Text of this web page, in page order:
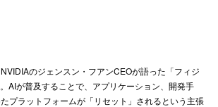
のジェンスン・フアンCEOが語った「フィジ
AIが普及することで、アプリケーション、開発手
プラットフォームが「リセット」されるという主張